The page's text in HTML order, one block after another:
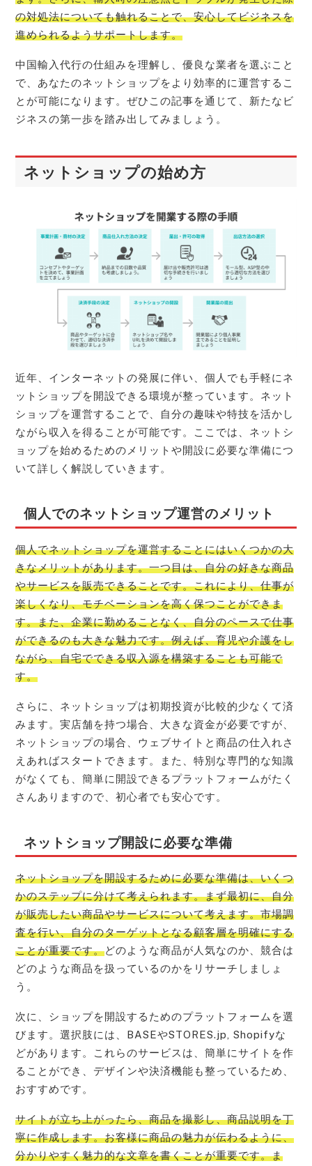
の対処法についても触れることで、安心してビジネスを
進められるようサポートします。
中国輸入代行の仕組みを理解し、優良な業者を選ぶこと
で、あなたのネットショップをより効率的に運営するこ
とが可能になります。ぜひこの記事を通じて、新たなビ
ジネスの第一歩を踏み出してみましょう。
ネットショップの始め方
近年、インターネットの発展に伴い、個人でも手軽にネ
ットショップを開設できる環境が整っています。ネット
ショップを運営することで、自分の趣味や特技を活かし
ながら収入を得ることが可能です。ここでは、ネットシ
ョップを始めるためのメリットや開設に必要な準備につ
いて詳しく解説していきます。
個人でのネットショップ運営のメリット
個人でネットショップを運営することにはいくつかの大
きなメリットがあります。一つ目は、自分の好きな商品
やサービスを販売できることです。これにより、仕事が
楽しくなり、モチベーションを高く保つことができま
す。また、企業に勤めることなく、自分のペースで仕事
ができるのも大きな魅力です。例えば、育児や介護をし
ながら、自宅でできる収入源を構築することも可能で
す。
さらに、ネットショップは初期投資が比較的少なくて済
みます。実店舗を持つ場合、大きな資金が必要ですが、
ネットショップの場合、ウェブサイトと商品の仕入れさ
えあればスタートできます。また、特別な専門的な知識
がなくても、簡単に開設できるプラットフォームがたく
さんありますので、初心者でも安心です。
ネットショップ開設に必要な準備
ネットショップを開設するために必要な準備は、いくつ
かのステップに分けて考えられます。まず最初に、自分
が販売したい商品やサービスについて考えます。市場調
査を行い、自分のターゲットとなる顧客層を明確にする
ことが重要です。どのような商品が人気なのか、競合は
どのような商品を扱っているのかをリサーチしましょ
う。
次に、ショップを開設するためのプラットフォームを選
びます。選択肢には、BASEやSTORES.jp, Shopifyな
どがあります。これらのサービスは、簡単にサイトを作
ることができ、デザインや決済機能も整っているため、
おすすめです。
サイトが立ち上がったら、商品を撮影し、商品説明を丁
寧に作成します。お客様に商品の魅力が伝わるように、
分かりやすく魅力的な文章を書くことが重要です。ま